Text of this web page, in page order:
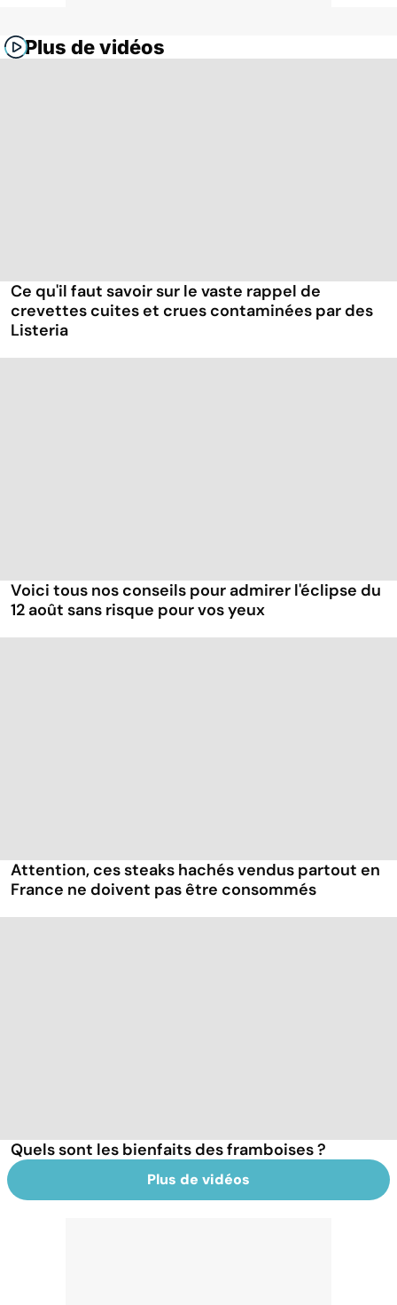
Plus de vidéos
Ce qu'il faut savoir sur le vaste rappel de
crevettes cuites et crues contaminées par des
Listeria
Voici tous nos conseils pour admirer l'éclipse du
12 août sans risque pour vos yeux
Attention, ces steaks hachés vendus partout en
France ne doivent pas être consommés
Quels sont les bienfaits des framboises ?
Plus de vidéos